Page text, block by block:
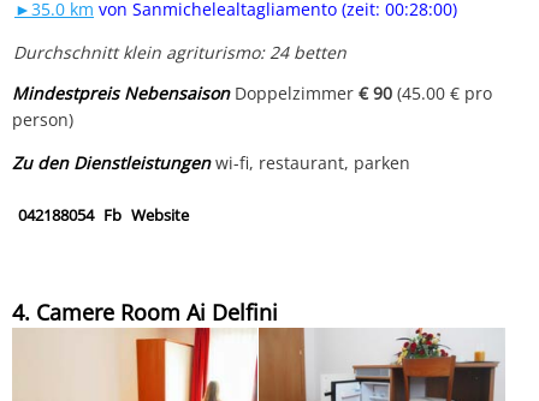
►35.0 km von Sanmichelealtagliamento (zeit: 00:28:00)
Durchschnitt klein agriturismo: 24 betten
Mindestpreis NebensaisonDoppelzimmer€ 90 (45.00 € pro
person)
Zu den Dienstleistungenwi-fi, restaurant, parken
042188054 Fb Website
4. Camere Room Ai Delfini